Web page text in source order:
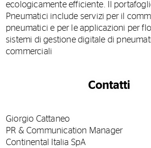
ecologicamente efficiente. Il
Pneumatici include servizi per il
pneumatici e per le applicazioni per
sistemi di gestione digitale di
commerciali
Contatti
Giorgio Cattaneo
PR & Communication Manager
Continental Italia SpA